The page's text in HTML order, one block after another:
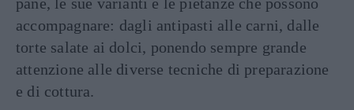
accompagnare: dagli antipasti alle carni, dalle
torte salate ai dolci, ponendo sempre grande
attenzione alle diverse tecniche di preparazione
e di cottura.